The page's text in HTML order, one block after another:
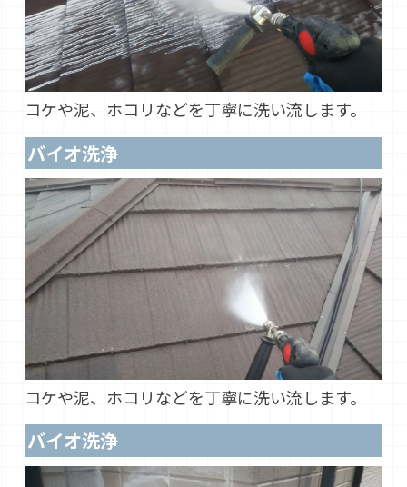
コケや泥、ホコリなどを丁寧に洗い流します。
バイオ洗浄
コケや泥、ホコリなどを丁寧に洗い流します。
バイオ洗浄